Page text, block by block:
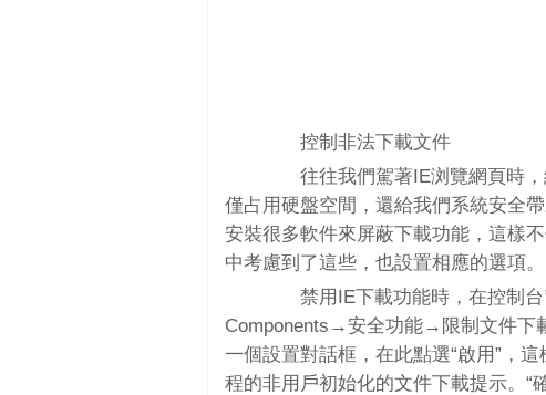
控制非法下載文件
往往我們駕著IE浏覽網頁時，
僅占用硬盤空間，還給我們系統安全
安裝很多軟件來屏蔽下載功能，這樣
中考慮到了這些，也設置相應的選項。
禁用IE下載功能時，在控制台
Components→安全功能→限制文件下
一個設置對話框，在此點選“啟用”，
程的非用戶初始化的文件下載提示。“